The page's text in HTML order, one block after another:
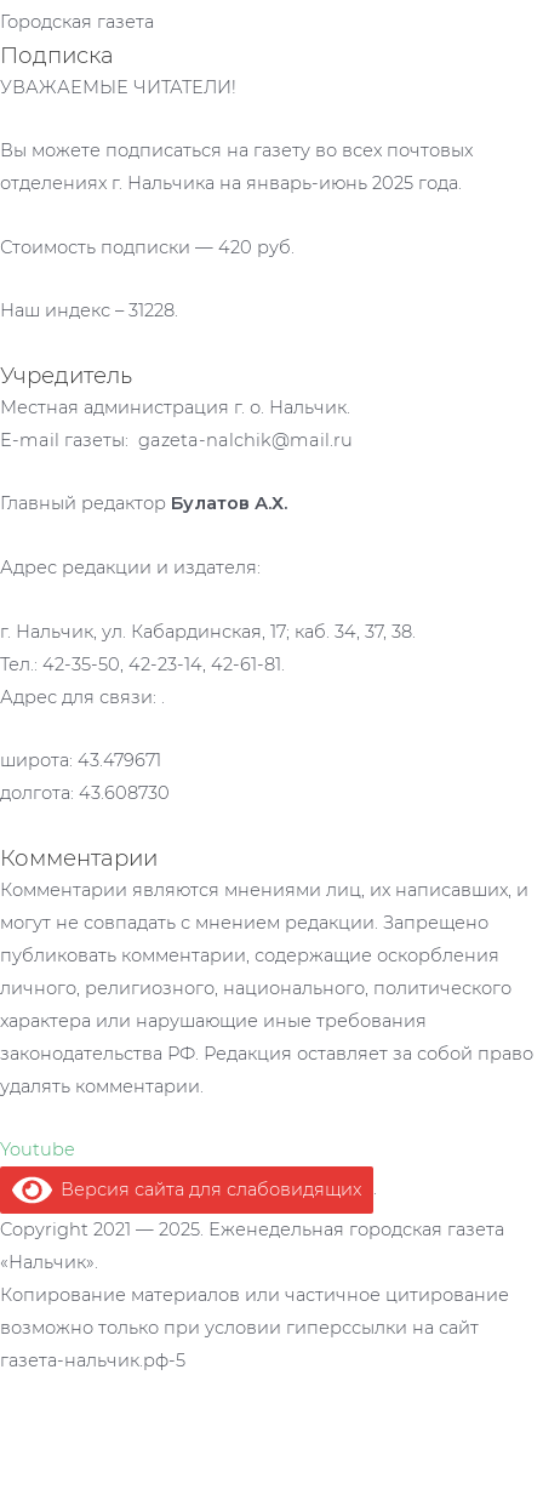
Городская газета
Подписка
УВАЖАЕМЫЕ ЧИТАТЕЛИ!
Вы можете подписаться на газету во всех почтовых
отделениях г. Нальчика на январь-июнь 2025 года.
Стоимость подписки — 420 руб.
Наш индекс – 31228.
Учредитель
Местная администрация г. о. Нальчик.
E-mail газеты: gazeta-nalchik@mail.ru
Главный редактор Булатов А.Х.
Адрес редакции и издателя:
г. Нальчик, ул. Кабардинская, 17; каб. 34, 37, 38.
Тел.: 42-35-50, 42-23-14, 42-61-81.
Адрес для связи: .
широта: 43.479671
долгота: 43.608730
Комментарии
Комментарии являются мнениями лиц, их написавших, и
могут не совпадать с мнением редакции. Запрещено
публиковать комментарии, содержащие оскорбления
личного, религиозного, национального, политического
характера или нарушающие иные требования
законодательства РФ. Редакция оставляет за собой право
удалять комментарии.
Youtube
Версия сайта для слабовидящих
.
Copyright 2021 — 2025. Еженедельная городская газета
«Нальчик».
Копирование материалов или частичное цитирование
возможно только при условии гиперссылки на сайт
газета-нальчик.рф-5